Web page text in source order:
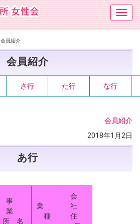
会員紹介
会員紹介
さ行 た行 な行
会員紹介
2018年1月2日
あ行
事
業
所 名
業
種
会
社
住